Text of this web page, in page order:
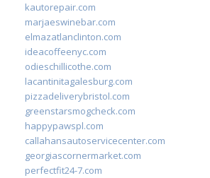
kautorepair.com
marjaeswinebar.com
elmazatlanclinton.com
ideacoffeenyc.com
odieschillicothe.com
lacantinitagalesburg.com
pizzadeliverybristol.com
greenstarsmogcheck.com
happypawspl.com
callahansautoservicecenter.com
georgiascornermarket.com
perfectfit24-7.com